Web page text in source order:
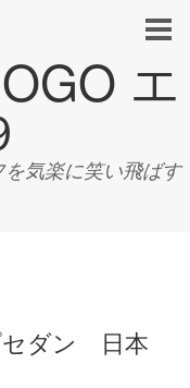
エ
気楽に笑い飛ばす
セダン 日本